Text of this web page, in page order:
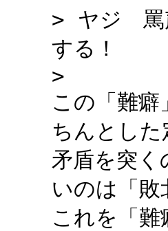
> ヤジ 罵
する！
>
この「難
ちんとし
矛盾を突
いのは「敗
これを「